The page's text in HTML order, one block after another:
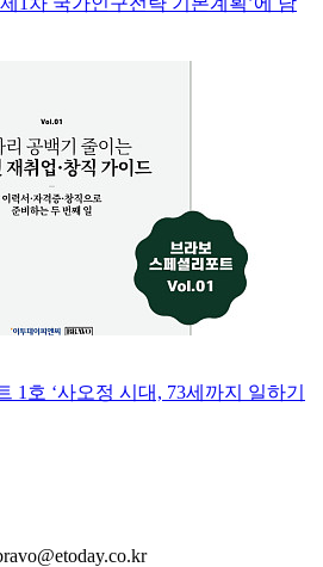
1호 ‘사오정 시대, 73세까지 일하기